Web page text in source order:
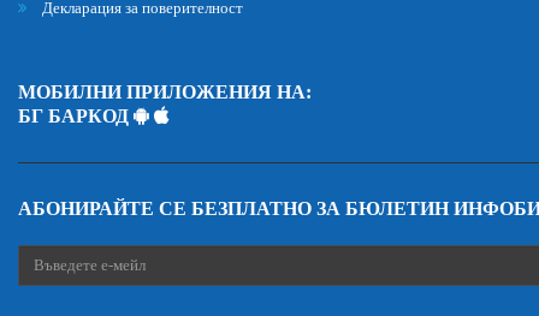
Декларация за поверителност
МОБИЛНИ ПРИЛОЖЕНИЯ НА:
БГ БАРКОД
АБОНИРАЙТЕ СЕ БЕЗПЛАТНО ЗА БЮЛЕТИН